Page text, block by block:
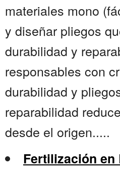
materiales mono
y diseñar pliegos
durabilidad y
responsables con
durabilidad y
reparabilidad
desde el origen.....
Fertilización en